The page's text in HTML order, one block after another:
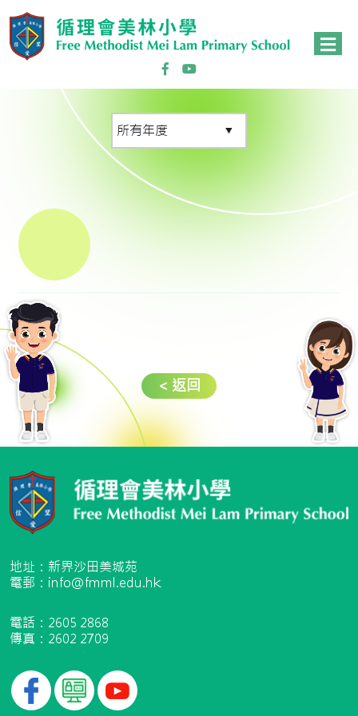
< 返回
地址：新界沙田美城苑
電郵：info@fmml.edu.hk
電話：2605 2868
傳真：2602 2709